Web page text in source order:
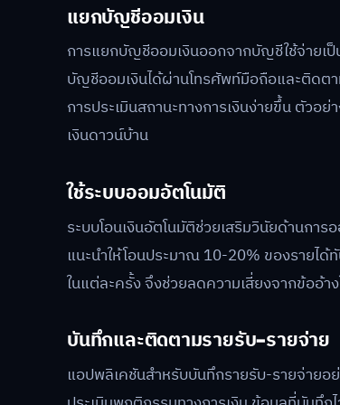
แยกบัญชีออมเงิน
การแยกบัญชีออมเงินออกจากบัญชีใช้จ่ายเป็
บัญชีออมเงินได้ผ่านโทรศัพท์มือถือและติดตา
การประเมินสถานะทางการเงินง่ายขึ้น ตัวอ
เงินดาวน์บ้าน
ใช้ระบบออมอัตโนมัติ
ระบบโอนเงินอัตโนมัติช่วยเสริมวินัยด้านกา
แนะนำให้โอนประมาณ 10-20% ของรายไ
ในแต่ละครั้ง จึงช่วยลดความเสี่ยงจากข้ออ้า
บันทึกและติดตามรายรับ-รายจ่าย
แอปพลิเคชันสำหรับบันทึกรายรับ-รายจ่ายอ